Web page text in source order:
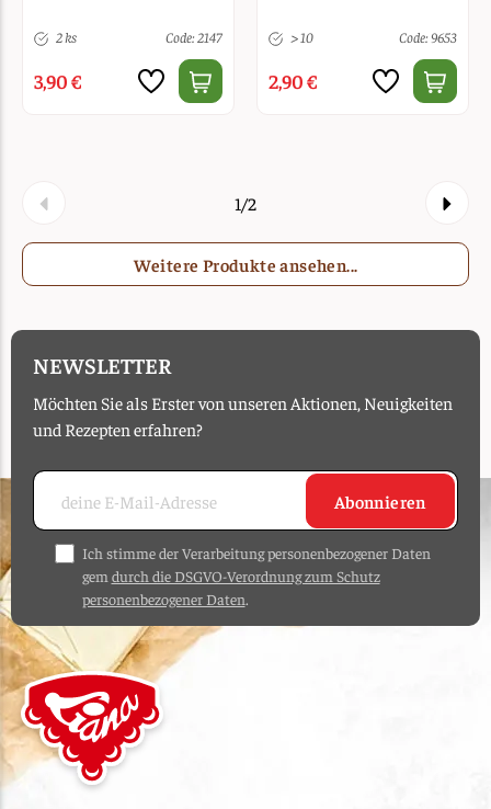
2 ks Code: 2147
3,90 €
> 10 Code: 9653
2,90 €
1/2
Weitere Produkte ansehen...
NEWSLETTER
Möchten Sie als Erster von unseren Aktionen, Neuigkeiten
und Rezepten erfahren?
Abonnieren
Ich stimme der Verarbeitung personenbezogener Daten
gem durch die DSGVO-Verordnung zum Schutz
personenbezogener Daten.